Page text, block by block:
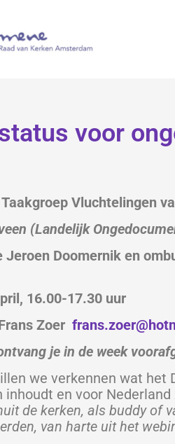
voor
Vluchtelingen
(Landelijk
Jeroen Doomernik en
16.00-17.30 uur
Zoer
je in de week
we verkennen wat het
inhoudt en voor
de kerken, als buddy of
van harte uit het